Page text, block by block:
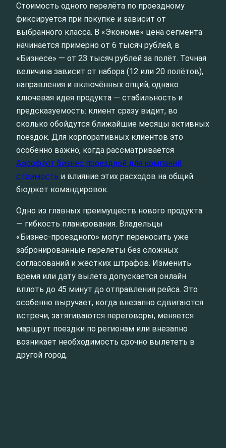
Стоимость одного перелёта по проездному
фиксируется при покупке и зависит от
выбранного класса. В «Экономе» цена сегмента
начинается примерно от 6 тысяч рублей, в
«Бизнесе» — от 23 тысяч рублей за полёт. Точная
величина зависит от набора (12 или 20 полётов),
направления и включённых опций, однако
ключевая идея продукта — стабильность и
предсказуемость: клиент сразу видит, во
сколько обойдутся ближайшие месяцы активных
поездок. Для корпоративных клиентов это
особенно важно, когда рассматривается
Аэрофлот бизнес проездной для компаний
стоимость и влияние этих расходов на общий
бюджет командировок.
Одно из главных преимуществ нового продукта
— гибкость планирования. Владельцы
«Бизнес‑проездного» могут переносить уже
забронированные перелёты без сложных
согласований и жёстких штрафов. Изменить
время или дату вылета допускается онлайн
вплоть до 45 минут до отправления рейса. Это
особенно выручает, когда внезапно сдвигаются
встречи, затягиваются переговоры, меняется
маршрут поездки по регионам или внезапно
возникает необходимость срочно вылететь в
другой город.